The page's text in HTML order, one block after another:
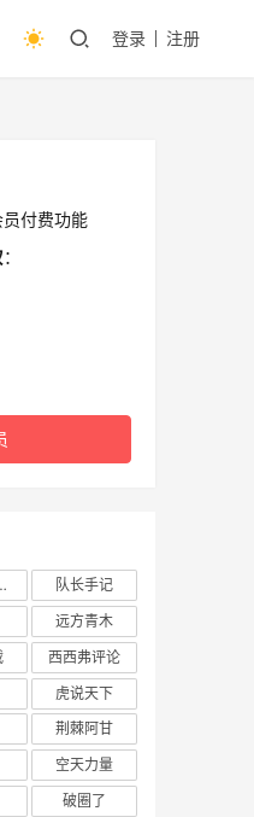
登录 注册
付费功能
：
报站
队长手记
远方青木
西西弗评论
虎说天下
荆棘阿甘
空天力量
破圈了